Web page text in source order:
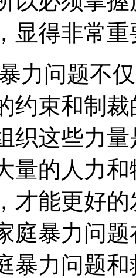
，显得非常
问题不仅
约束和制
织这些力
量的人力
才能更好
暴力问题
暴力问题